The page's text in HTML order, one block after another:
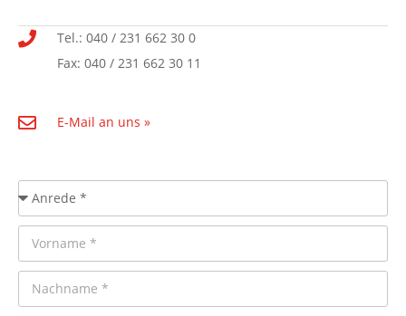
Tel.: 040 / 231 662 30 0
Fax: 040 / 231 662 30 11
E-Mail an uns »